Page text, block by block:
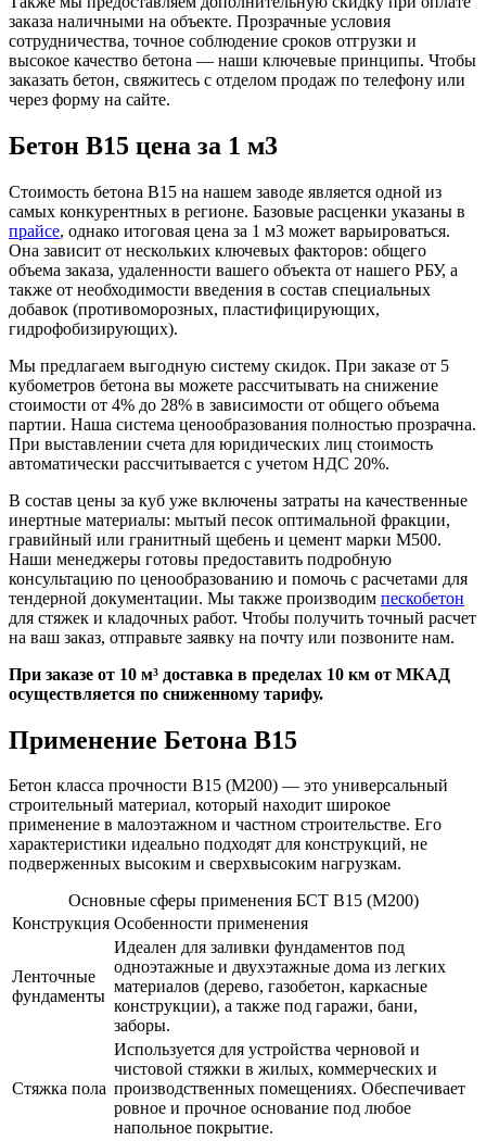
заказа наличными на объекте. Прозрачные условия
сотрудничества, точное соблюдение сроков отгрузки и
высокое качество бетона — наши ключевые принципы. Чтобы
заказать бетон, свяжитесь с отделом продаж по телефону или
через форму на сайте.
Бетон B15 цена за 1 м3
Стоимость бетона B15 на нашем заводе является одной из
самых конкурентных в регионе. Базовые расценки указаны в
прайсе, однако итоговая цена за 1 м3 может варьироваться.
Она зависит от нескольких ключевых факторов: общего
объема заказа, удаленности вашего объекта от нашего РБУ, а
также от необходимости введения в состав специальных
добавок (противоморозных, пластифицирующих,
гидрофобизирующих).
Мы предлагаем выгодную систему скидок. При заказе от 5
кубометров бетона вы можете рассчитывать на снижение
стоимости от 4% до 28% в зависимости от общего объема
партии. Наша система ценообразования полностью прозрачна.
При выставлении счета для юридических лиц стоимость
автоматически рассчитывается с учетом НДС 20%.
В состав цены за куб уже включены затраты на качественные
инертные материалы: мытый песок оптимальной фракции,
гравийный или гранитный щебень и цемент марки М500.
Наши менеджеры готовы предоставить подробную
консультацию по ценообразованию и помочь с расчетами для
тендерной документации. Мы также производим пескобетон
для стяжек и кладочных работ. Чтобы получить точный расчет
на ваш заказ, отправьте заявку на почту или позвоните нам.
При заказе от 10 м³ доставка в пределах 10 км от МКАД
осуществляется по сниженному тарифу.
Применение Бетона B15
Бетон класса прочности B15 (М200) — это универсальный
строительный материал, который находит широкое
применение в малоэтажном и частном строительстве. Его
характеристики идеально подходят для конструкций, не
подверженных высоким и сверхвысоким нагрузкам.
Основные сферы применения БСТ B15 (М200)
Конструкция Особенности применения
Ленточные
фундаменты
Идеален для заливки фундаментов под
одноэтажные и двухэтажные дома из легких
материалов (дерево, газобетон, каркасные
конструкции), а также под гаражи, бани,
заборы.
Стяжка пола
Используется для устройства черновой и
чистовой стяжки в жилых, коммерческих и
производственных помещениях. Обеспечивает
ровное и прочное основание под любое
напольное покрытие.